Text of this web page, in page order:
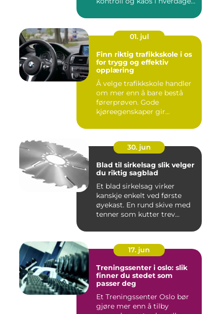
01. jul
Finn riktig trafikkskole i os
for trygg og effektiv
opplæring
Å velge trafikkskole handler
om mer enn å bare bestå
førerprøven. Gode
kjøreegenskaper gir
30. jun
Blad til sirkelsag slik velger
du riktig sagblad
Et blad sirkelsag virker
kanskje enkelt ved første
øyekast. En rund skive med
tenner som kutter trev...
17. jun
Treningssenter i oslo: slik
finner du stedet som
passer deg
Et Treningssenter Oslo bør
gjøre mer enn å tilby